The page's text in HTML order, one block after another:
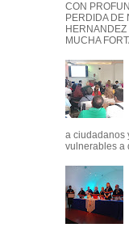
CON
PERDIDA DE
MUCHA
a ciudadanos
vulnerables a